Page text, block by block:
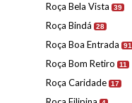
Roça Bela Vista 39
Roça Bindá 28
Roça Boa Entrada 91
Roça Bom Retiro 11
Roça Caridade 17